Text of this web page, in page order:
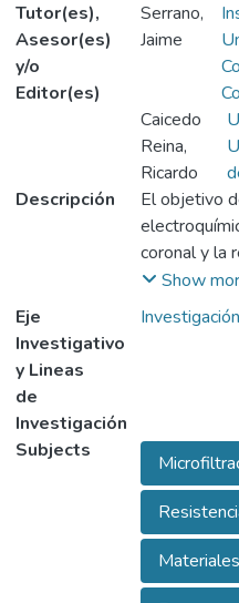
Tutor(es),
Asesor(es)
y/o
Editor(es)
Serrano,
Jaime
Caicedo
Reina,
Ricardo
Descripción
El objetivo
coronal y la
relación con
(Vitremer®,
cementos
190 dientes
estudio y
tres grupos
cada uno y
dientes.
Show
Eje
Investigativo
y Lineas
de
Investigación
Subjects